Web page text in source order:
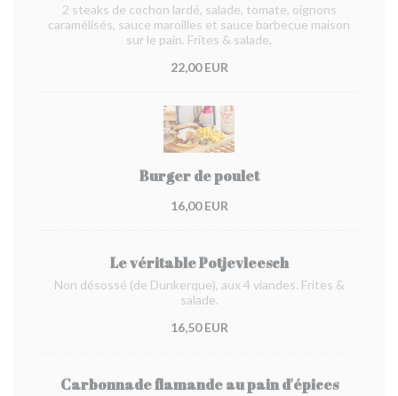
2 steaks de cochon lardé, salade, tomate, oignons
caramélisés, sauce maroilles et sauce barbecue maison
sur le pain. Frites & salade.
22,00 EUR
Burger de poulet
16,00 EUR
Le véritable Potjevleesch
Non désossé (de Dunkerque), aux 4 viandes. Frites &
salade.
16,50 EUR
Carbonnade flamande au pain d'épices